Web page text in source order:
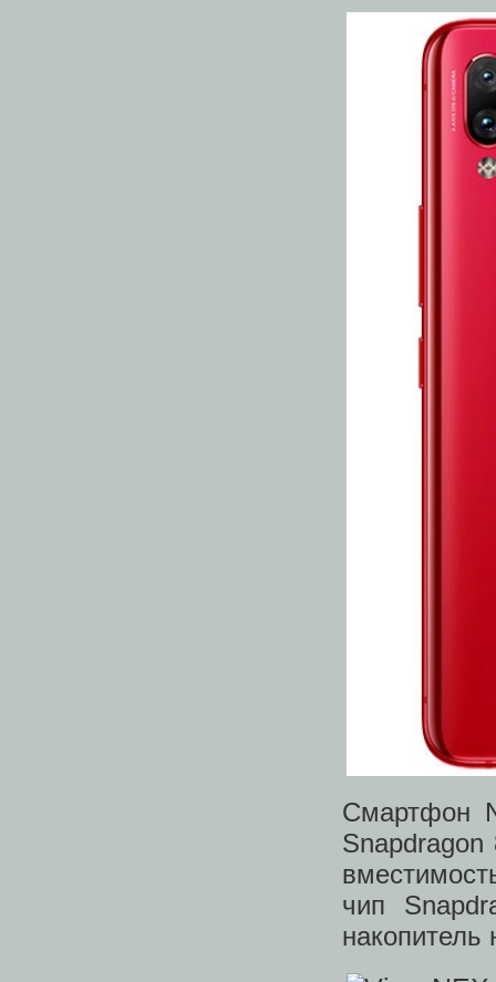
Смартфон
чип
накопитель